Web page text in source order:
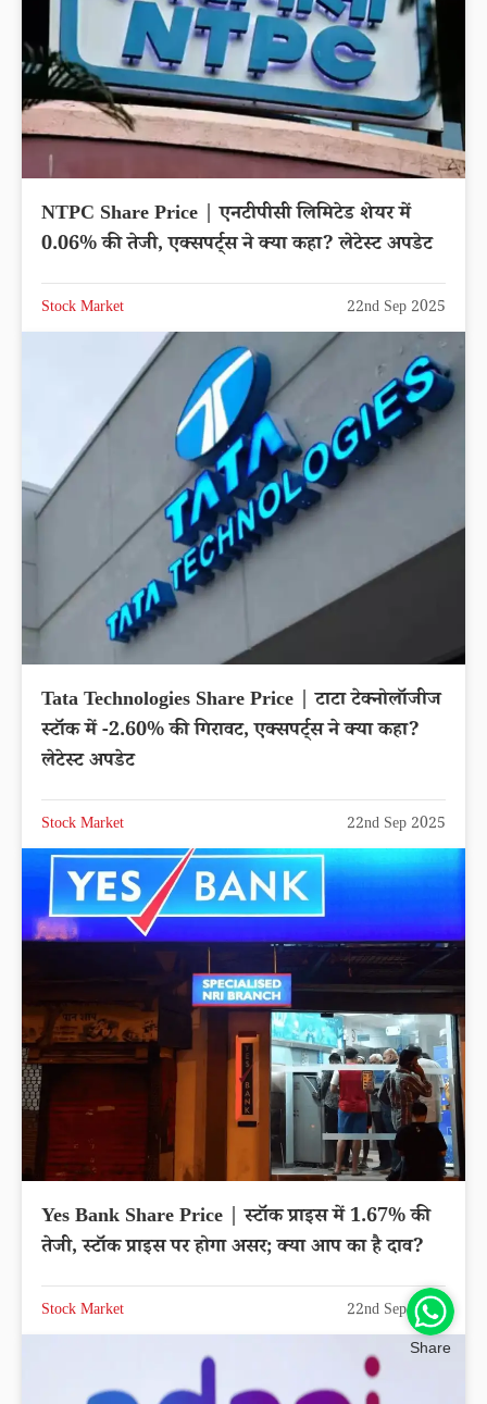
NTPC Share Price | एनटीपीसी लिमिटेड शेयर में
0.06% की तेजी, एक्सपर्ट्स ने क्या कहा? लेटेस्ट अपडेट
Stock Market 22nd Sep 2025
Tata Technologies Share Price | टाटा टेक्नोलॉजीज
स्टॉक में -2.60% की गिरावट, एक्सपर्ट्स ने क्या कहा?
लेटेस्ट अपडेट
Stock Market 22nd Sep 2025
Yes Bank Share Price | स्टॉक प्राइस में 1.67% की
तेजी, स्टॉक प्राइस पर होगा असर; क्या आप का है दाव?
Stock Market 22nd Sep 2025
Share